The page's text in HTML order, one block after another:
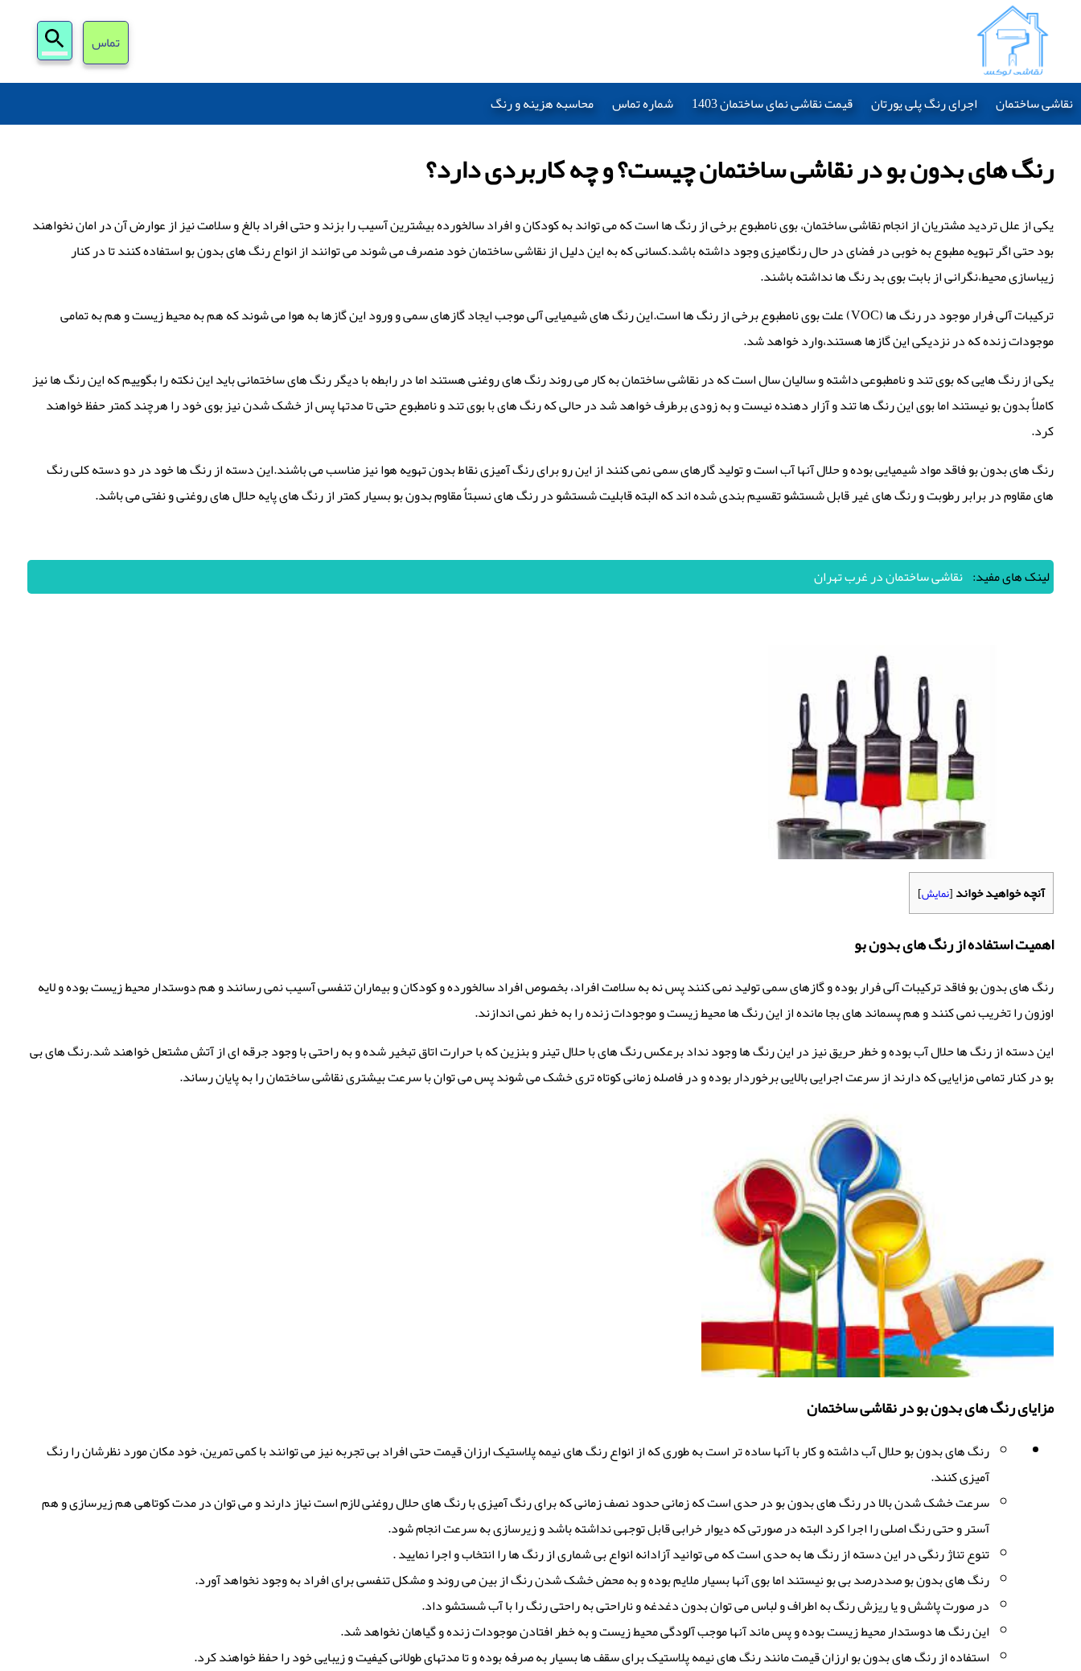
برای:
تماس
نقاشی ساختمان اجرای رنگ پلی یورتان قیمت نقاشی نمای ساختمان 1403 شماره تماس محاسبه هزینه و رنگ
رنگ های بدون بو در نقاشی ساختمان چیست؟ و چه کاربردی دارد؟
یکی از علل تردید مشتریان از انجام نقاشی ساختمان، بوی نامطبوع برخی از رنگ ها است که می تواند به کودکان و افراد سالخورده بیشترین آسیب را بزند و حتی افراد بالغ و سلامت نیز از عوارض آن در امان نخواهند
بود حتی اگر تهویه مطبوع به خوبی در فضای در حال رنگامیزی وجود داشته باشد.کسانی که به این دلیل از نقاشی ساختمان خود منصرف می شوند می توانند از انواع رنگ های بدون بو استفاده کنند تا در کنار
زیباسازی محیط،نگرانی از بابت بوی بد رنگ ها نداشته باشند.
ترکیبات آلی فرار موجود در رنگ ها (VOC) علت بوی نامطبوع برخی از رنگ ها است.این رنگ های شیمیایی آلی موجب ایجاد گازهای سمی و ورود این گازها به هوا می شوند که هم به محیط زیست و هم به تمامی
موجودات زنده که در نزدیکی این گازها هستند،وارد خواهد شد.
یکی از رنگ هایی که بوی تند و نامطبوعی داشته و سالیان سال است که در نقاشی ساختمان به کار می روند رنگ های روغنی هستند اما در رابطه با دیگر رنگ های ساختمانی باید این نکته را بگوییم که این رنگ ها نیز
کاملاٌ بدون بو نیستند اما بوی این رنگ ها تند و آزار دهنده نیست و به زودی برطرف خواهد شد در حالی که رنگ های با بوی تند و نامطبوع حتی تا مدتها پس از خشک شدن نیز بوی خود را هرچند کمتر حفظ خواهند
کرد.
رنگ های بدون بو فاقد مواد شیمیایی بوده و حلال آنها آب است و تولید گارهای سمی نمی کنند از این رو برای رنگ آمیزی نقاط بدون تهویه هوا نیز مناسب می باشند.این دسته از رنگ ها خود در دو دسته کلی رنگ
های مقاوم در برابر رطوبت و رنگ های غیر قابل شستشو تقسیم بندی شده اند که البته قابلیت شستشو در رنگ های نسبتاٌ مقاوم بدون بو بسیار کمتر از رنگ های پایه حلال های روغنی و نفتی می باشد.
لینک های مفید: نقاشی ساختمان در غرب تهران
آنچه خواهید خواند[نمایش]
اهمیت استفاده از رنگ های بدون بو
رنگ های بدون بو فاقد ترکیبات آلی فرار بوده و گازهای سمی تولید نمی کنند پس نه به سلامت افراد، بخصوص افراد سالخورده و کودکان و بیماران تنفسی آسیب نمی رسانند و هم دوستدار محیط زیست بوده و لایه
اوزون را تخریب نمی کنند و هم پسماند های بجا مانده از این رنگ ها محیط زیست و موجودات زنده را به خطر نمی اندازند.
این دسته از رنگ ها حلال آب بوده و خطر حریق نیز در این رنگ ها وجود نداد برعکس رنگ های با حلال تینر و بنزین که با حرارت اتاق تبخیر شده و به راحتی با وجود جرقه ای از آتش مشتعل خواهند شد.رنگ های بی
بو در کنار تمامی مزایایی که دارند از سرعت اجرایی بالایی برخوردار بوده و در فاصله زمانی کوتاه تری خشک می شوند پس می توان با سرعت بیشتری نقاشی ساختمان را به پایان رساند.
مزایای رنگ های بدون بو در نقاشی ساختمان
رنگ های بدون بو حلال آب داشته و کار با آنها ساده تر است به طوری که از انواع رنگ های نیمه پلاستیک ارزان قیمت حتی افراد بی تجربه نیز می توانند با کمی تمرین، خود مکان مورد نظرشان را رنگ
آمیزی کنند.
سرعت خشک شدن بالا در رنگ های بدون بو در حدی است که زمانی حدود نصف زمانی که برای رنگ آمیزی با رنگ های حلال روغنی لازم است نیاز دارند و می توان در مدت کوتاهی هم زیرسازی و هم
آستر و حتی رنگ اصلی را اجرا کرد البته در صورتی که دیوار خرابی قابل توجهی نداشته باشد و زیرسازی به سرعت انجام شود.
تنوع تناژ رنگی در این دسته از رنگ ها به حدی است که می توانید آزادانه انواع بی شماری از رنگ ها را انتخاب و اجرا نمایید .
رنگ های بدون بو صددرصد بی بو نیستند اما بوی آنها بسیار ملایم بوده و به محض خشک شدن رنگ از بین می روند و مشکل تنفسی برای افراد به وجود نخواهد آورد.
در صورت پاشش و یا ریزش رنگ به اطراف و لباس می توان بدون دغدغه و ناراحتی به راحتی رنگ را با آب شستشو داد.
این رنگ ها دوستدار محیط زیست بوده و پس ماند آنها موجب آلودگی محیط زیست و به خطر افتادن موجودات زنده و گیاهان نخواهد شد.
استفاده از رنگ های بدون بو ارزان قیمت مانند رنگ های نیمه پلاستیک برای سقف ها بسیار به صرفه بوده و تا مدتهای طولانی کیفیت و زیبایی خود را حفظ خواهند کرد.